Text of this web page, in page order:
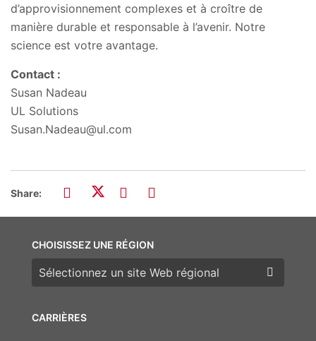
d’approvisionnement complexes et à croître de
manière durable et responsable à l’avenir. Notre
science est votre avantage.
Contact :
Susan Nadeau
UL Solutions
Susan.Nadeau@ul.com
Share:
CARRIÈRES
CHOISISSEZ UNE RÉGION
Choisissez une région